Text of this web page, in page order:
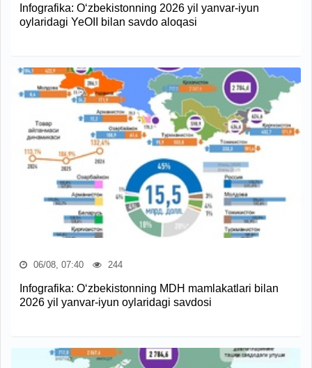
Infografika: O‘zbekistonning 2026 yil yanvar-iyun
oylaridagi YeOII bilan savdo aloqasi
06/08, 07:40 244
Infografika: O‘zbekistonning MDH mamlakatlari bilan
2026 yil yanvar-iyun oylaridagi savdosi